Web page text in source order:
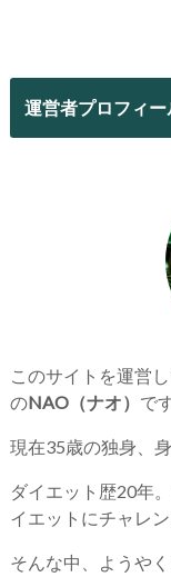
運営者プロフィー
このサイトを運営
のNAO（ナオ） で
現在35歳の独身、身
ダイエット歴20年
イエットにチャレ
そんな中、ようや